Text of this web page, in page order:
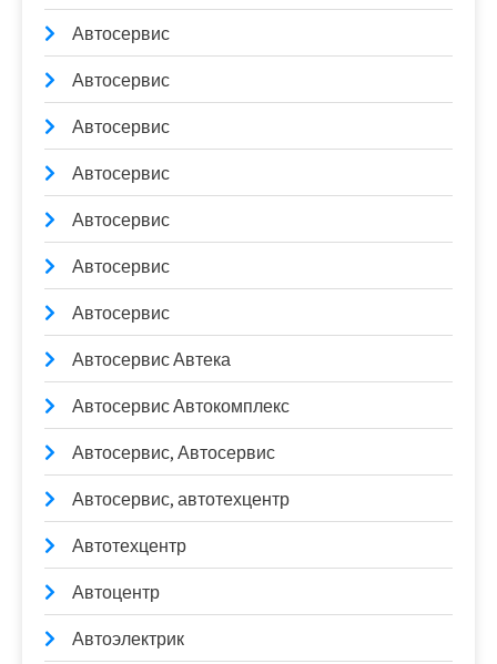
Автосервис
Автосервис
Автосервис
Автосервис
Автосервис
Автосервис
Автосервис
Автосервис Автека
Автосервис Автокомплекс
Автосервис, Автосервис
Автосервис, автотехцентр
Автотехцентр
Автоцентр
Автоэлектрик